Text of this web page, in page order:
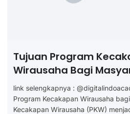
Tujuan Program
Wirausaha Bagi
link selengkapnya :
Program Kecakapan Wirausaha
Kecakapan Wirausaha (PKW)